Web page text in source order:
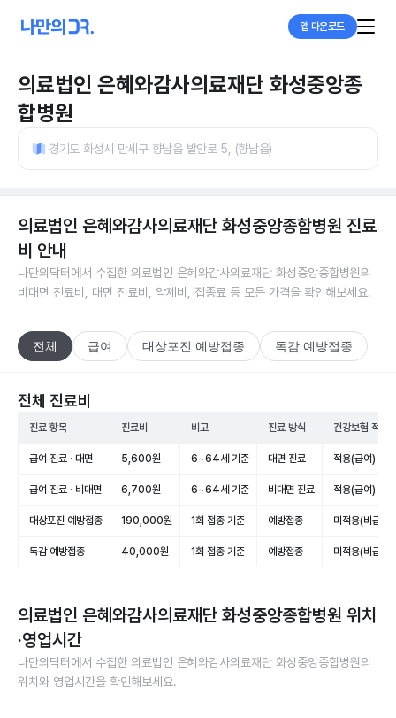
앱 다운로드
의료법인 은혜와감사의료재단 화성중앙종
합병원
경기도 화성시 만세구 향남읍 발안로 5, (향남읍)
의료법인 은혜와감사의료재단 화성중앙종합병원 진료
비 안내
나만의닥터에서 수집한 의료법인 은혜와감사의료재단 화성중앙종합병원의
비대면 진료비, 대면 진료비, 약제비, 접종료 등 모든 가격을 확인해보세요.
전체 급여 대상포진 예방접종 독감 예방접종
전체 진료비
진료 항목 진료비 비고 진료 방식 건강보험 적용
급여 진료 · 대면 5,600원 6~64세 기준 대면 진료 적용(급여)
급여 진료 · 비대면 6,700원 6~64세 기준 비대면 진료 적용(급여)
대상포진 예방접종 190,000원 1회 접종 기준 예방접종 미적용(비급여)
독감 예방접종 40,000원 1회 접종 기준 예방접종 미적용(비급여)
의료법인 은혜와감사의료재단 화성중앙종합병원 위치
·영업시간
나만의닥터에서 수집한 의료법인 은혜와감사의료재단 화성중앙종합병원의
위치와 영업시간을 확인해보세요.